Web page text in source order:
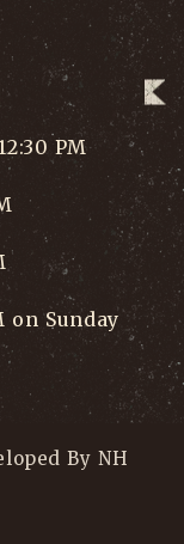
PM
on Sunday
By NH